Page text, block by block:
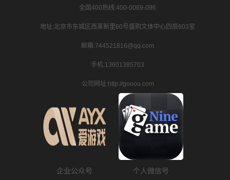
全国400热线:400-0069-096
地址:北京市东城区西革新里60号盛购文体中心四层603室
邮箱:744521816@qq.com
手机:13601385703
公司网址:http://gooou.com
企业公众号 个人微信号